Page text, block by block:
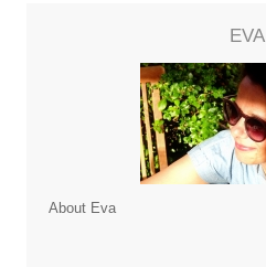
EVA
About Eva